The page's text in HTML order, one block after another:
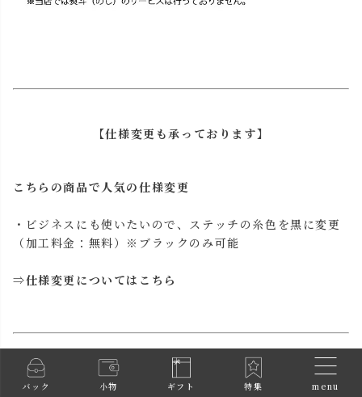
バック 小物 ギフト 特集 menu
【仕様変更も承っております】
こちらの商品で人気の仕様変更
・ビジネスにも使いたいので、ステッチの糸色を黒に変更
（加工料金：無料）※ブラックのみ可能
⇒仕様変更についてはこちら